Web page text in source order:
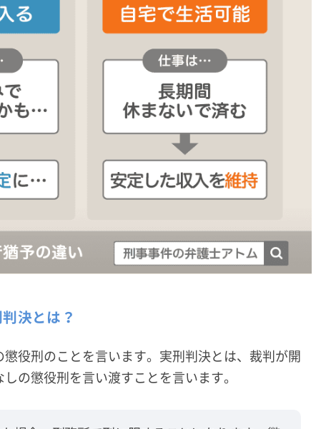
決とは？
役刑のことを言います。実刑判決とは、裁判が開
の懲役刑を言い渡すことを言います。